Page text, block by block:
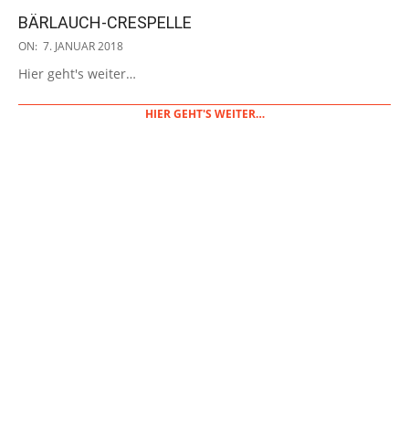
BÄRLAUCH-CRESPELLE
2018-
07
ON: 7. JANUAR 2018
Hier geht's weiter…
HIER GEHT'S WEITER…